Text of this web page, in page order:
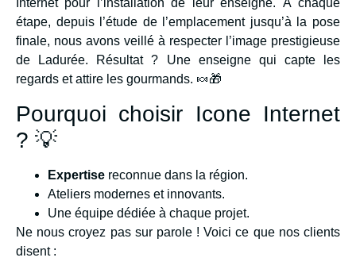
Internet pour l’installation de leur enseigne. À chaque
étape, depuis l’étude de l’emplacement jusqu’à la pose
finale, nous avons veillé à respecter l’image prestigieuse
de Ladurée. Résultat ? Une enseigne qui capte les
regards et attire les gourmands. 🍬🎁
Pourquoi choisir Icone Internet
? 💡
Expertise reconnue dans la région.
Ateliers modernes et innovants.
Une équipe dédiée à chaque projet.
Ne nous croyez pas sur parole ! Voici ce que nos clients
disent :